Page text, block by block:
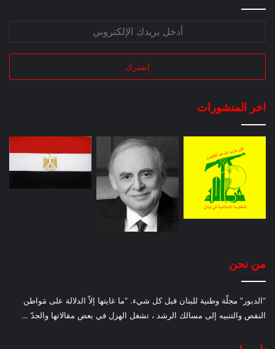
اخر المنشورات
من نحن
“الدبور” مجلّة وطنية للبنان قبل كل شيء. “ما غايتها إلاّ الدلالة على مَواطن
النقص والتنبيه إلى مسالك الرشد ، تشغل الهزل في بعض مقالاتها والجدّ …